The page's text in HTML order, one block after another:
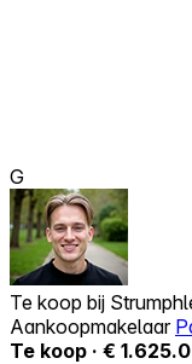
G
Te koop bij
Aankoopmakelaar
Te koop · €